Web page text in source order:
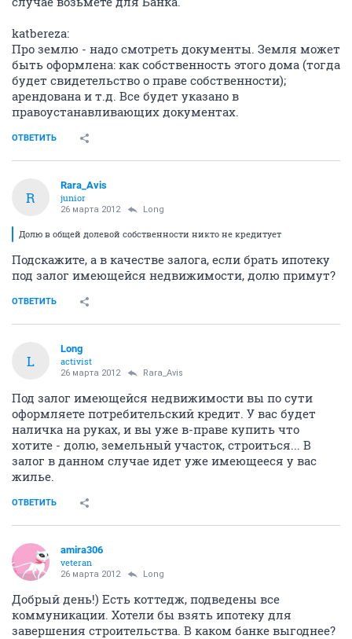
katbereza:
Про землю - надо смотреть документы. Земля может
быть оформлена: как собственность этого дома (тогда
будет свидетельство о праве собственности);
арендована и т.д. Все будет указано в
правоустанавливающих документах.
ОТВЕТИТЬ
R
Rara_Avis
junior
26 марта 2012 Long
Долю в общей долевой собственности никто не кредитует
Подскажите, а в качестве залога, если брать ипотеку
под залог имеющейся недвижимости, долю примут?
ОТВЕТИТЬ
L
Long
activist
26 марта 2012 Rara_Avis
Под залог имеющейся недвижимости вы по сути
оформляете потребительский кредит. У вас будет
наличка на руках, и вы уже в-праве купить что
хотите - долю, земельный участок, строиться... В
залог в данном случае идет уже имеющееся у вас
жилье.
ОТВЕТИТЬ
amira306
veteran
26 марта 2012 Long
Добрый день!) Есть коттедж, подведены все
коммуникации. Хотели бы взять ипотеку для
завершения строительства. В каком банке выгоднее?